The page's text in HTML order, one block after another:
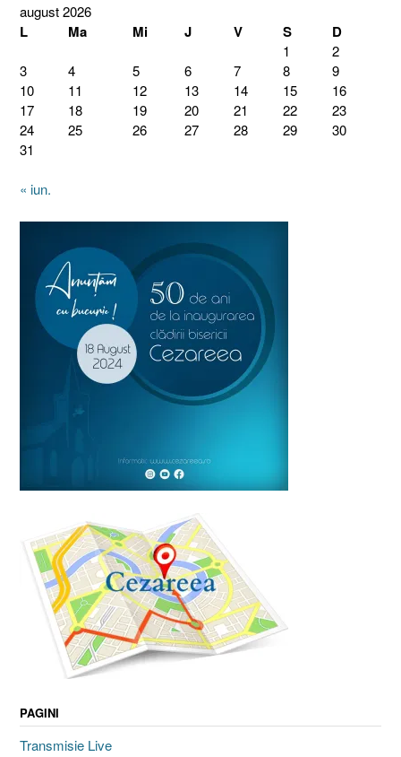
august 2026
L Ma Mi J V S D
1
2
3
4 5 6 7 8
9
10
11 12 13 14 15
16
17
18 19 20 21 22
23
24
25 26 27 28 29
30
31
« iun.
PAGINI
Transmisie Live